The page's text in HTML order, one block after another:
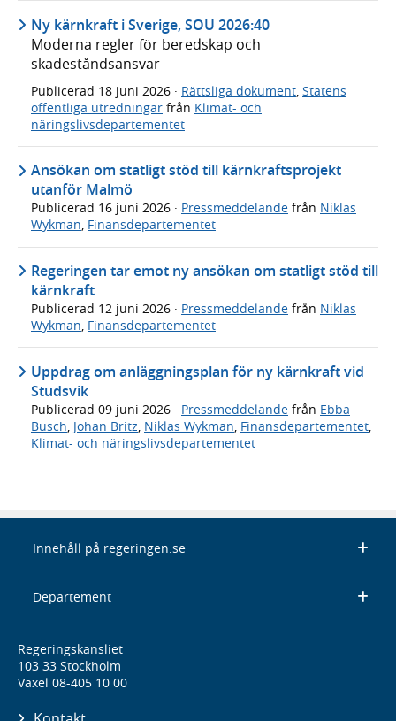
Ny kärnkraft i Sverige, SOU 2026:40
Moderna regler för beredskap och
skadeståndsansvar
Publicerad 18 juni 2026 · Rättsliga dokument Statens
offentliga utredningar från Klimat- och
näringslivsdepartementet
Ansökan om statligt stöd till kärnkraftsprojekt
utanför Malmö
Publicerad 16 juni 2026 · Pressmeddelande från Niklas
Wykman, Finansdepartementet
Regeringen tar emot ny ansökan om statligt stöd till
kärnkraft
Publicerad 12 juni 2026 · Pressmeddelande från Niklas
Wykman, Finansdepartementet
Uppdrag om anläggningsplan för ny kärnkraft vid
Studsvik
Publicerad 09 juni 2026 · Pressmeddelande från Ebba
Busch Johan Britz Niklas Wykman Finansdepartementet
Klimat- och näringslivsdepartementet
Innehåll på regeringen.se
Departement
Regeringskansliet
103 33 Stockholm
Växel 08-405 10 00